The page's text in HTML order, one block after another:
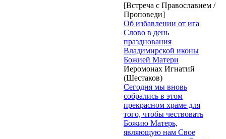
[Встреча с Православием /
Проповеди]
Об избавлении от ига
Слово в день
празднования
Владимирской иконы
Божией Матери
Иеромонах Игнатий
(Шестаков)
Сегодня мы вновь
собрались в этом
прекрасном храме для
того, чтобы чествовать
Божию Матерь,
являющую нам Свое